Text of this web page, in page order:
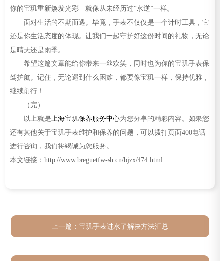
你的宝玑重新焕发光彩，就像从未经历过“水逆”一样。
面对生活的不期而遇。毕竟，手表不仅仅是一个计时工具，它
还是你生活态度的体现。让我们一起守护好这份时间的礼物，无论
是晴天还是雨季。
希望这篇文章能给你带来一丝欢笑，同时也为你的宝玑手表保
驾护航。记住，无论遇到什么困难，都要像宝玑一样，保持优雅，
继续前行！
（完）
以上就是 上海宝玑保养服务中心为您分享的精彩内容。如果您
还有其他关于宝玑手表维护和保养的问题，可以拨打页面400电话
进行咨询，我们将竭诚为您服务。
本文链接：http://www.breguetfw-sh.cn/bjzx/474.html
上一篇： 宝玑手表进水了解决方法汇总